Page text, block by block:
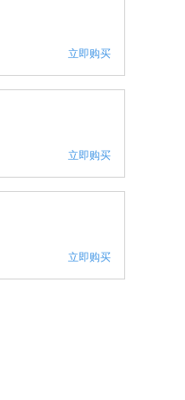
立即购买
立即购买
立即购买